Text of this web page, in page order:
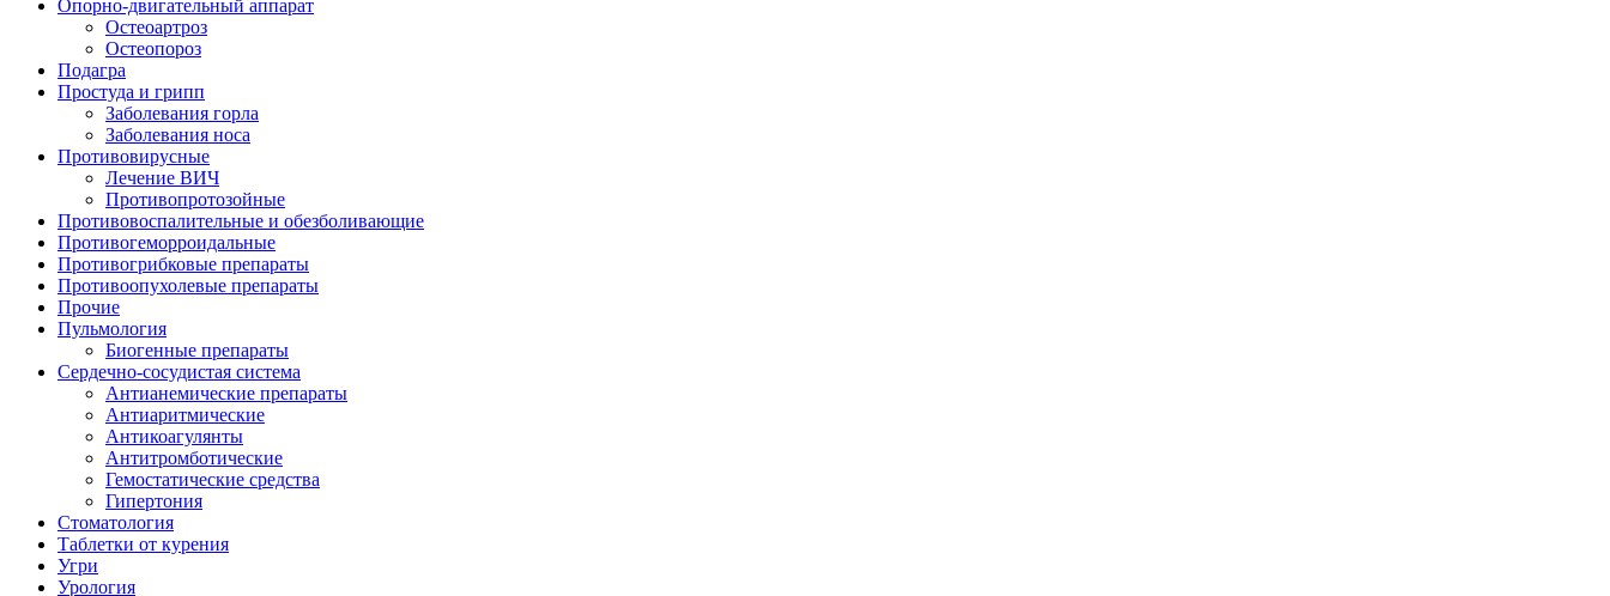
Опорно-двигательный аппарат
Остеоартроз
Остеопороз
Подагра
Простуда и грипп
Заболевания горла
Заболевания носа
Противовирусные
Лечение ВИЧ
Противопротозойные
Противовоспалительные и обезболивающие
Противогеморроидальные
Противогрибковые препараты
Противоопухолевые препараты
Прочие
Пульмология
Биогенные препараты
Сердечно-сосудистая система
Антианемические препараты
Антиаритмические
Антикоагулянты
Антитромботические
Гемостатические средства
Гипертония
Стоматология
Таблетки от курения
Угри
Урология